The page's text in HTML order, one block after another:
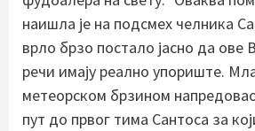
наишла је на подсмех челника
врло брзо постало јасно да ове
речи имају реално упориште.
метеорском брзином
пут до првог тима Сантоса за